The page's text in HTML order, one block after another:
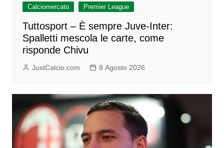
Calciomercato Premier League
Tuttosport – È sempre Juve-Inter:
Spalletti mescola le carte, come
risponde Chivu
JustCalcio.com 8 Agosto 2026